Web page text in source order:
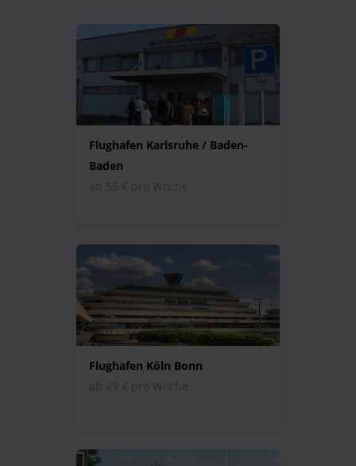
Flughafen Karlsruhe / Baden-
Baden
ab 55 € pro Woche
Flughafen Köln Bonn
ab 49 € pro Woche